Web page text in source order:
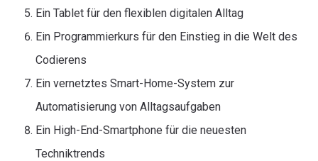
Ein Tablet für den flexiblen digitalen Alltag
Ein Programmierkurs für den Einstieg in die Welt des
Codierens
Ein vernetztes Smart-Home-System zur
Automatisierung von Alltagsaufgaben
Ein High-End-Smartphone für die neuesten
Techniktrends